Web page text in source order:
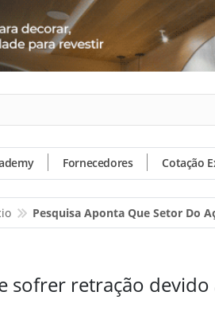
Fornecedores Cotação
Pesquisa Aponta Que Setor Do
sofrer retração devido